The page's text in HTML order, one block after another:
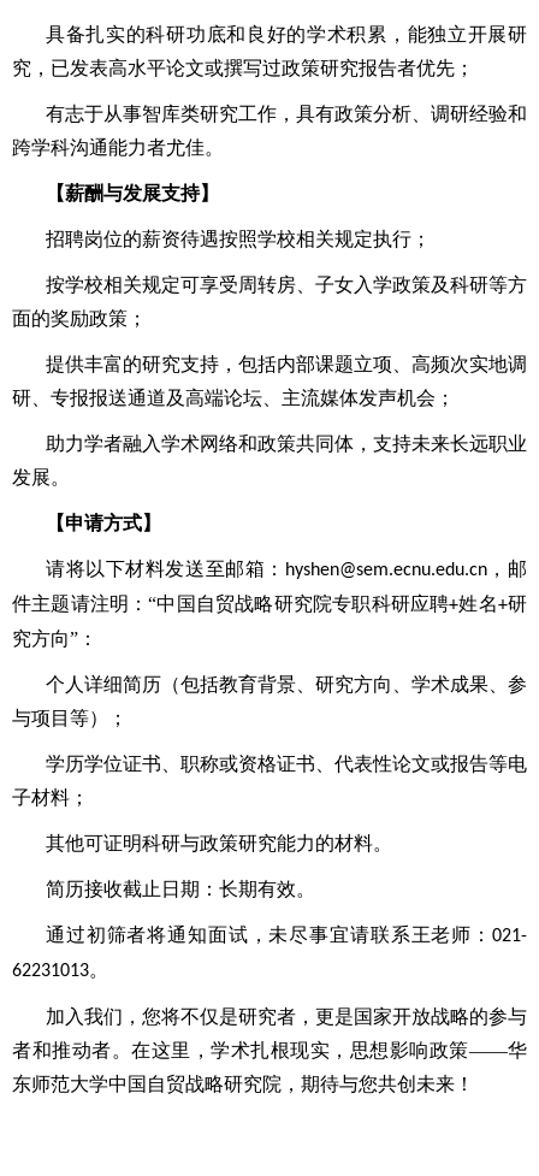
具备扎实的科研功底和良好的学术积累，能独立开展研
究，已发表高水平论文或撰写过政策研究报告者优先；
有志于从事智库类研究工作，具有政策分析、调研经验和
跨学科沟通能力者尤佳。
【薪酬与发展支持】
招聘岗位的薪资待遇按照学校相关规定执行；
按学校相关规定可享受周转房、子女入学政策及科研等方
面的奖励政策；
提供丰富的研究支持，包括内部课题立项、高频次实地调
研、专报报送通道及高端论坛、主流媒体发声机会；
助力学者融入学术网络和政策共同体，支持未来长远职业
发展。
【申请方式】
请将以下材料发送至邮箱： hyshen@sem.ecnu.edu.cn，邮
件主题请注明：“中国自贸战略研究院专职科研应聘+姓名+研
究方向”：
个人详细简历（包括教育背景、研究方向、学术成果、参
与项目等）；
学历学位证书、职称或资格证书、代表性论文或报告等电
子材料；
其他可证明科研与政策研究能力的材料。
简历接收截止日期：长期有效。
通过初筛者将通知面试，未尽事宜请联系王老师： 021-
62231013。
加入我们，您将不仅是研究者，更是国家开放战略的参与
者和推动者。在这里，学术扎根现实，思想影响政策——华
东师范大学中国自贸战略研究院，期待与您共创未来！